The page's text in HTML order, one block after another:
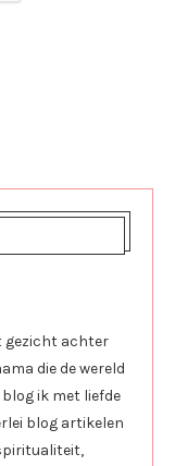
gezicht achter
die de wereld
ik met liefde
blog artikelen